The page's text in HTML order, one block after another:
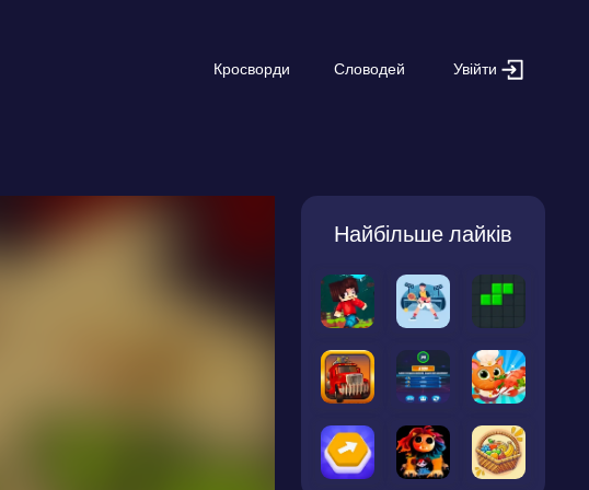
Кросворди Словодей Увійти
Найбільше лайків